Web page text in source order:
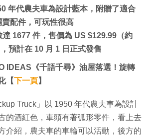
年代農夫車為設計藍本，附贈了適合
賣配件，可玩性很高
達 1677 件，售價為 US $129.99（約
預計在 10 月 1 日正式發售
IDEAS《千語千尋》油屋落選！旋轉
【下一頁】
Truck」以 1950 年代農夫車為設計
的酒紅色，車頭有著弧形零件，看上去
介紹，農夫車的車輪可以活動，後方的